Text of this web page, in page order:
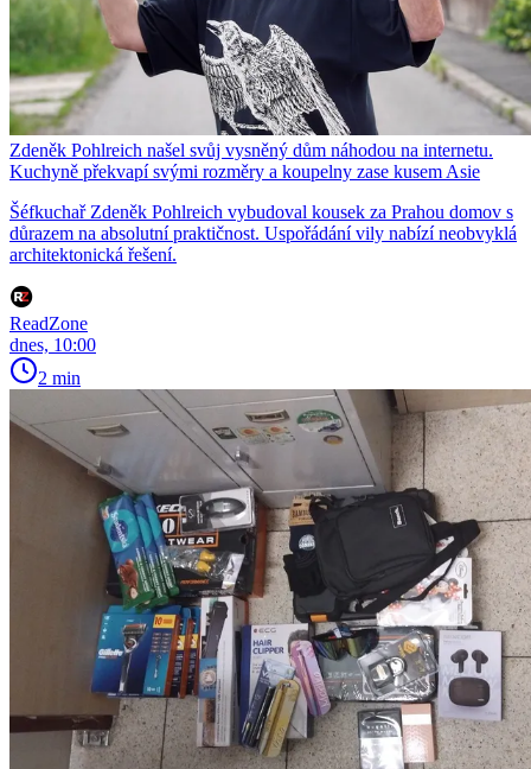
Zdeněk Pohlreich našel svůj vysněný dům náhodou na internetu.
Kuchyně překvapí svými rozměry a koupelny zase kusem Asie
Šéfkuchař Zdeněk Pohlreich vybudoval kousek za Prahou domov s
důrazem na absolutní praktičnost. Uspořádání vily nabízí neobvyklá
architektonická řešení.
ReadZone
dnes, 10:00
2 min